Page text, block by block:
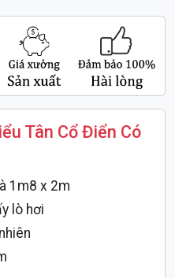
Tân Cổ Điển Có
1m8 x 2m
lò hơi